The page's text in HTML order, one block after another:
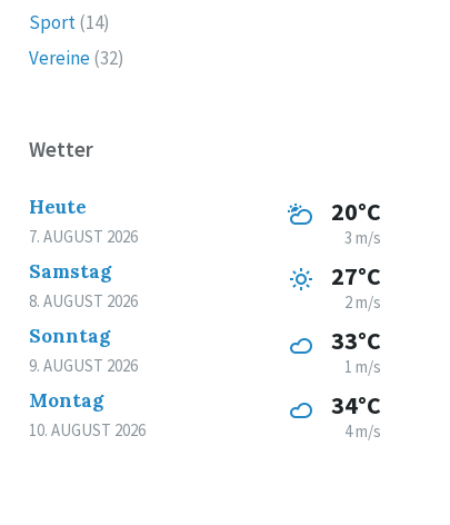
Sport(14)
Vereine(32)
Wetter
Heute
7. AUGUST 2026
20°C
3 m/s
Samstag
8. AUGUST 2026
27°C
2 m/s
Sonntag
9. AUGUST 2026
33°C
1 m/s
Montag
10. AUGUST 2026
34°C
4 m/s